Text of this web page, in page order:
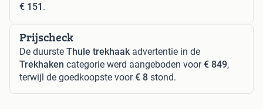
€ 151 .
Prijscheck
De duurste Thule trekhaakadvertentie in de
Trekhaken categorie werd aangeboden voor€ 849,
terwijl de goedkoopste voor€ 8 stond.